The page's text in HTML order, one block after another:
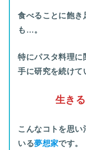
食べることに飽き
も…。
特にパスタ料理に
手に研究を続けて
生き
こんなコトを思
いる夢想家です。